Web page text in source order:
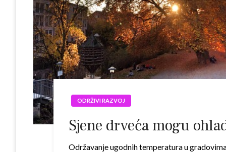
ODRŽIVI RAZVOJ
Sjene drveća mogu
Održavanje ugodnih temperatura u